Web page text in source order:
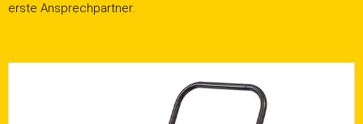
erste Ansprechpartner.